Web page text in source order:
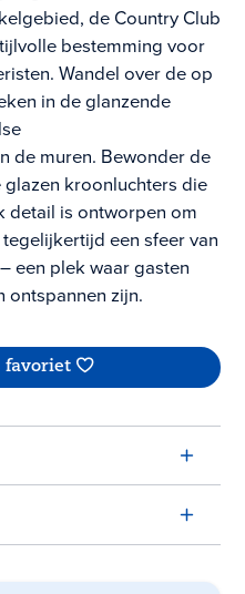
de Country Club
bestemming voor
Wandel over de op
in de glanzende
de muren. Bewonder de
kroonluchters die
detail is ontworpen om
een sfeer van
een plek waar gasten
ontspannen zijn.
favoriet